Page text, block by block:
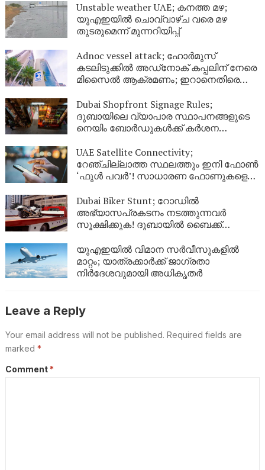
Unstable weather UAE; കനത്ത മഴ;
യുഎഇയിൽ ചൊവ്വാഴ്ച വരെ മഴ
തുടരുമെന്ന് മുന്നറിയിപ്പ്
Adnoc vessel attack; ഹോർമുസ്
കടലിടുക്കിൽ അഡ്‌നോക് കപ്പലിന് നേരെ
മിസൈൽ ആക്രമണം; ഇറാനെതിരെ
Dubai Shopfront Signage Rules;
ദുബായിലെ വ്യാപാര സ്ഥാപനങ്ങളുടെ
നെയിം ബോർഡുകൾക്ക് കർശന
UAE Satellite Connectivity;
റേഞ്ചില്ലാത്ത സ്ഥലത്തും ഇനി ഫോൺ
‘ഫുൾ പവർ’! സാധാരണ ഫോണുകളെ
യുഎഇയുടെ വിപ്ലവം
Dubai Biker Stunt; റോഡിൽ
അഭ്യാസപ്രകടനം നടത്തുന്നവർ
സൂക്ഷിക്കുക! ദുബായിൽ ബൈക്ക്
പോലീസ്
യുഎഇയിൽ വിമാന സർവീസുകളിൽ
മാറ്റം; യാത്രക്കാർക്ക് ജാഗ്രതാ
നിർദേശവുമായി അധികൃതർ
Leave a Reply
Your email address will not be published. Required fields are
marked *
Comment *